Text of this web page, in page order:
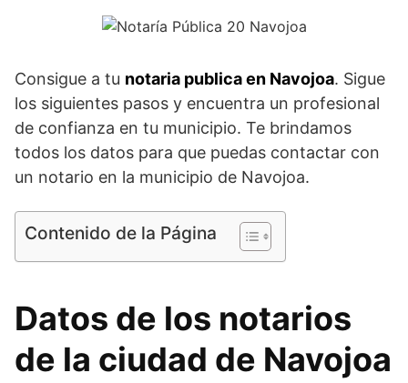
Consigue a tu notaria publica en Navojoa. Sigue
los siguientes pasos y encuentra un profesional
de confianza en tu municipio. Te brindamos
todos los datos para que puedas contactar con
un notario en la municipio de Navojoa.
Contenido de la Página
Datos de los notarios
de la ciudad de Navojoa